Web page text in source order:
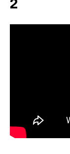
2